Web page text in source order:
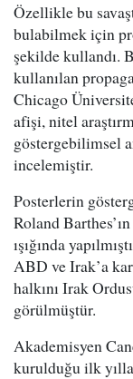
Özellikle bu
bulabilmek için
şekilde kullandı.
kullanılan
Chicago
afişi, nitel
göstergebilimsel
incelemiştir.
Posterlerin
Roland
ışığında
ABD ve Irak’a
halkını Irak
görülmüştür.
Akademisyen
kurulduğu ilk